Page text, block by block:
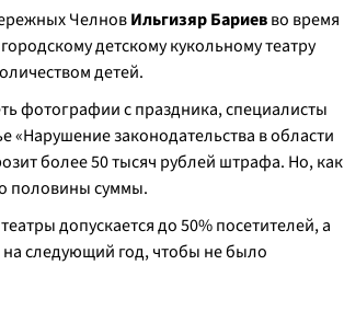
ЧелновИльгизяр Бариевво время
детскому кукольному театру
детей.
фотографии с праздника, специалисты
«Нарушение законодательства в области
более 50 тысяч рублей штрафа. Но, как
половины суммы.
допускается до 50% посетителей, а
следующий год, чтобы не было